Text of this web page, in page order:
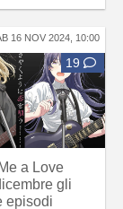
16 NOV 2024, 10:00
19
a Love
gli
episodi